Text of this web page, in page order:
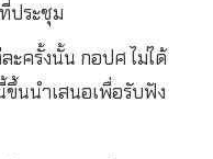
ประชุม
ะครั้งนั้น กอปศ ไม่ได้
ขึ้นนำเสนอเพื่อรับฟัง